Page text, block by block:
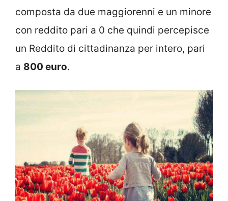
composta da due maggiorenni e un minore
con reddito pari a 0 che quindi percepisce
un Reddito di cittadinanza per intero, pari
a 800 euro.